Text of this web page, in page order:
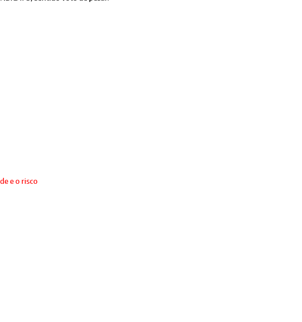
e o risco